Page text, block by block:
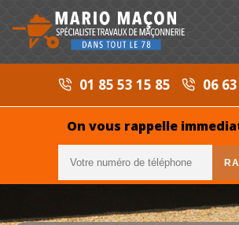
01 85 53 15 85 06
On vous rappelle